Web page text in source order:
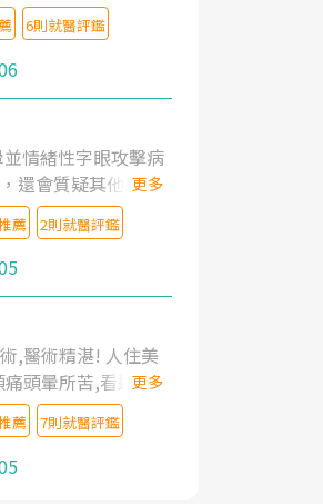
6則就醫評鑑
情緒性字眼攻擊病
還會質疑其他醫生
更多
薦 2則就醫評鑑
,醫術精湛! 人住美
頭暈所苦,看遍名醫
過西醫打針,中醫
有用,後來連吃到嗎
是壓症狀,沒多久就
生活品質. 台灣親
更多
薦 7則就醫評鑑